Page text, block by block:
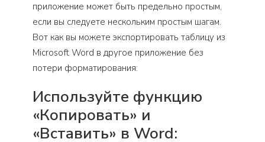
приложение может быть предельно простым,
если вы следуете нескольким простым шагам.
Вот как вы можете экспортировать таблицу из
Microsoft Word в другое приложение без
потери форматирования:
Используйте функцию
«Копировать» и
«Вставить» в Word: